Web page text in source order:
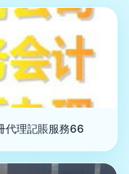
代理記賬服務66